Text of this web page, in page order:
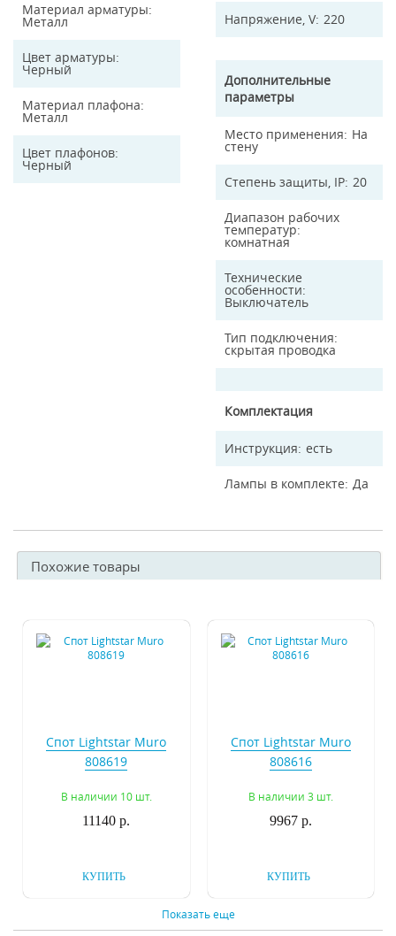
Материал арматуры
Металл
Цвет арматуры
Черный
Материал плафона
Металл
Цвет плафонов
Черный
Напряжение, V 220
Дополнительные
параметры
Место применения На
стену
Степень защиты, IP 20
Диапазон рабочих
температур
комнатная
Технические
особенности
Выключатель
Тип подключения
скрытая проводка
Комплектация
Инструкция есть
Лампы в комплекте Да
Похожие товары
Спот Lightstar Muro
808619
В наличии 10 шт.
11140 р.
КУПИТЬ
Спот Lightstar Muro
808616
В наличии 3 шт.
9967 р.
КУПИТЬ
Показать еще